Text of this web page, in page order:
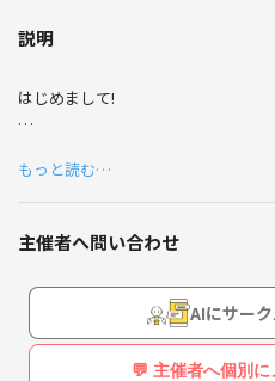
説明
はじめまして!
一緒に勉強する仲間を作りたくて
このサークルを設立しました！
私は大学の頃、中国語を専攻してお
北京で留学経験もございますが卒業
レベルがどんどん落ちております。
(何とか日常会話で支障がないレベ
もっと読む…
主催者へ問い合わせ
AIにサー
💬 主催者へ個別